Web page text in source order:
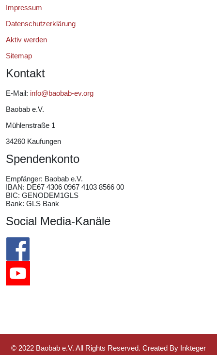
Impressum
Datenschutzerklärung
Aktiv werden
Sitemap
Kontakt
E-Mail: info@baobab-ev.org
Baobab e.V.
Mühlenstraße 1
34260 Kaufungen
Spendenkonto
Empfänger: Baobab e.V.
IBAN: DE67 4306 0967 4103 8566 00
BIC: GENODEM1GLS
Bank: GLS Bank
Social Media-Kanäle
© 2022 Baobab e.V. All Rights Reserved. Created By Inkteger